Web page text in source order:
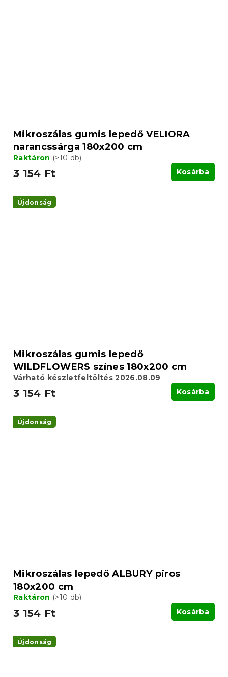
Mikroszálas gumis lepedő VELIORA
narancssárga 180x200 cm
Raktáron (>10 db)
3 154 Ft Kosárba
Újdonság
Mikroszálas gumis lepedő
WILDFLOWERS színes 180x200 cm
Várható készletfeltöltés 2026.08.09
3 154 Ft Kosárba
Újdonság
Mikroszálas lepedő ALBURY piros
180x200 cm
Raktáron (>10 db)
3 154 Ft Kosárba
Újdonság